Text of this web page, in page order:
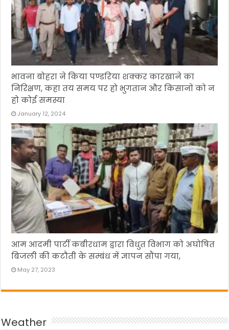
भावना बोहरा ने किया पण्डरिया शक्कर कारखाने का
निरिक्षण, कहा तय समय पर हो भुगतान और किसानों को न
हो कोई समस्या
January 12, 2024
आम आदमी पार्टी कबीरधाम द्वारा विधुत विभाग को अघोषित
बिजली की कटौती के सम्बंध में ज्ञापन सौंपा गया,
May 27, 2023
Weather